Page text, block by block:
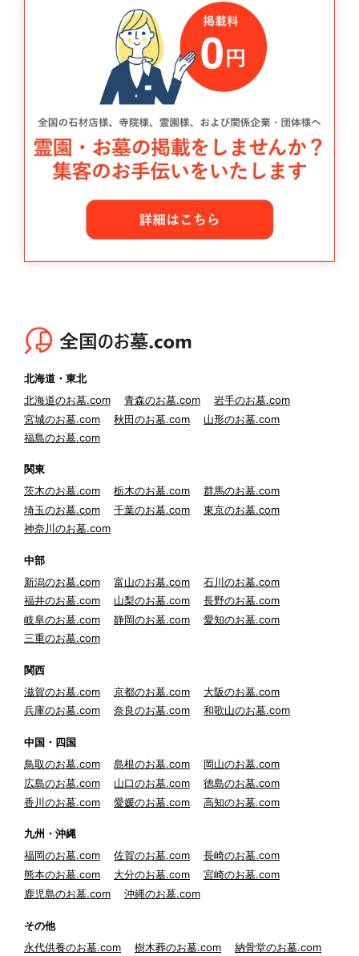
北海道・東北
北海道のお墓.com
青森のお墓.com
岩手のお墓.com
宮城のお墓.com
秋田のお墓.com
山形のお墓.com
福島のお墓.com
関東
茨木のお墓.com
栃木のお墓.com
群馬のお墓.com
埼玉のお墓.com
千葉のお墓.com
東京のお墓.com
神奈川のお墓.com
中部
新潟のお墓.com
富山のお墓.com
石川のお墓.com
福井のお墓.com
山梨のお墓.com
長野のお墓.com
岐阜のお墓.com
静岡のお墓.com
愛知のお墓.com
三重のお墓.com
関西
滋賀のお墓.com
京都のお墓.com
大阪のお墓.com
兵庫のお墓.com
奈良のお墓.com 和歌山のお墓.com
中国・四国
鳥取のお墓.com
島根のお墓.com
岡山のお墓.com
広島のお墓.com
山口のお墓.com
徳島のお墓.com
香川のお墓.com
愛媛のお墓.com 高知のお墓.com
九州・沖縄
福岡のお墓.com
佐賀のお墓.com
長崎のお墓.com
熊本のお墓.com
大分のお墓.com
宮崎のお墓.com
鹿児島のお墓.com
沖縄のお墓.com
その他
永代供養のお墓.com
樹木葬のお墓.com 納骨堂のお墓.com